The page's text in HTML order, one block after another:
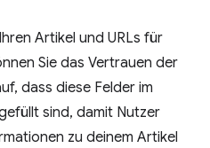
Artikel und URLs für
Sie das Vertrauen der
dass diese Felder im
sind, damit Nutzer
zu deinem Artikel